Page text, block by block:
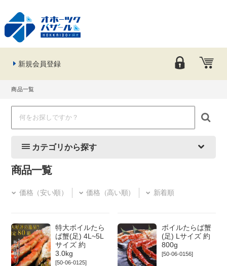
新規会員登録
商品一覧
カテゴリから探す
商品一覧
価格（安い順） 価格（高い順） 新着順
特大ボイルたら
ば蟹(足) 4L~5L
サイズ 約
3.0kg
[50-06-0125]
ボイルたらば蟹
(足) Lサイズ 約
800g
[50-06-0156]